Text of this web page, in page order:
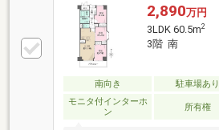
動産
2,890万円
3LDK 60.5m2
3階 南
南向き 駐車場あり
モニタ付インターホ
ン
所有権